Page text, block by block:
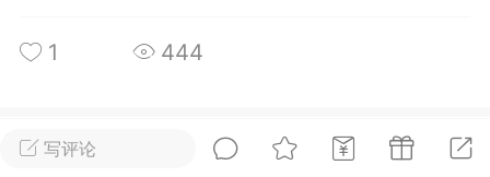
写评论
1 444
所属论坛 关注